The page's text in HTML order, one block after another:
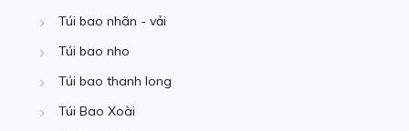
Túi bao nhãn - vải
Túi bao nho
Túi bao thanh long
Túi Bao Xoài